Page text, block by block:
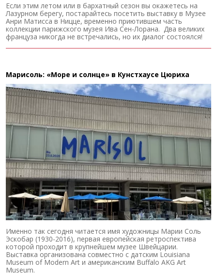
Если этим летом или в бархатный сезон вы окажетесь на
Лазурном берегу, постарайтесь посетить выставку в Музее
Анри Матисса в Ницце, временно приютившем часть
коллекции парижского музея Ива Сен-Лорана. Два великих
француза никогда не встречались, но их диалог состоялся!
Марисоль: «Море и солнце» в Кунстхаусе Цюриха
Именно так сегодня читается имя художницы Марии Соль
Эскобар (1930-2016), первая европейская ретроспектива
которой проходит в крупнейшем музее Швейцарии.
Выставка организована совместно с датским Louisiana
Museum of Modern Art и американским Buffalo AKG Art
Museum.